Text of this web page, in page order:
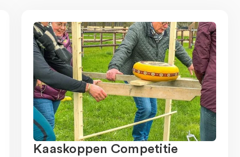
Kaaskoppen Competitie